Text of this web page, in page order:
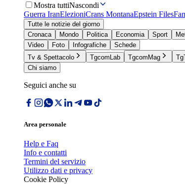
Mostra tuttiNascondi
Guerra IranElezioniCrans MontanaEpstein Files
Tutte le notizie del giorno
Cronaca
Mondo Politica Economia Sport
Video
Foto Infografiche
Schede
Tv & Spettacolo
TgcomLab TgcomMag
Chi siamo
Seguici anche su
Area personale
Help e Faq
Info e contatti
Termini del servizio
Utilizzo dati e privacy
Cookie Policy